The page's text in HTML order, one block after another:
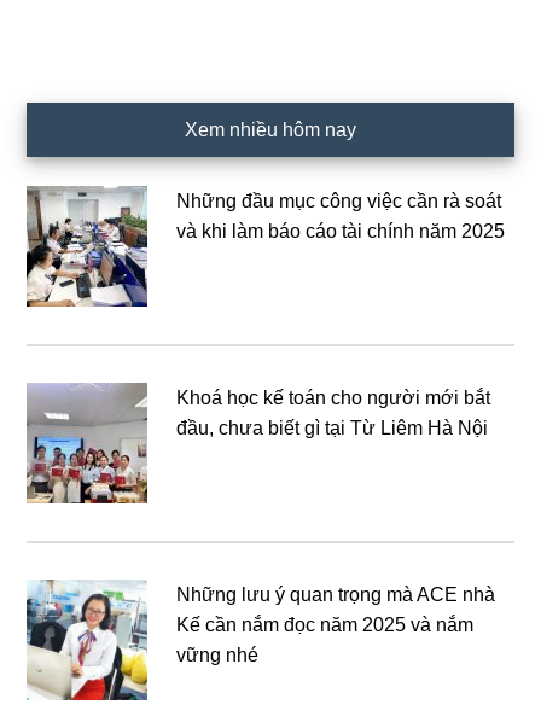
Xem nhiều hôm nay
Những đầu mục công việc cần rà soát
và khi làm báo cáo tài chính năm 2025
Khoá học kế toán cho người mới bắt
đầu, chưa biết gì tại Từ Liêm Hà Nội
Những lưu ý quan trọng mà ACE nhà
Kế cần nắm đọc năm 2025 và nắm
vững nhé